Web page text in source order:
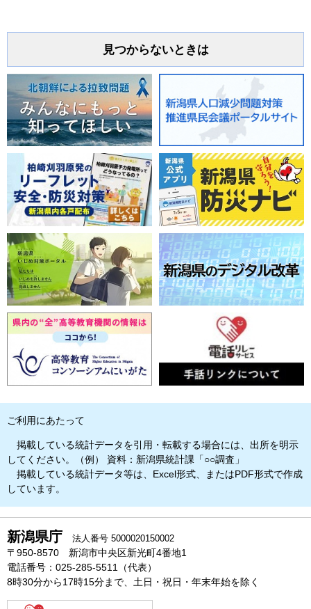
見つからないときは
ご利用にあたって
掲載している統計データを引用・転載する場合には、出所を明示
してください。（例） 資料：新潟県統計課「○○調査」
掲載している統計データ等は、Excel形式、またはPDF形式で作成
しています。
新潟県庁 法人番号 5000020150002
〒950-8570 新潟市中央区新光町4番地1
電話番号：025-285-5511（代表）
8時30分から17時15分まで、土日・祝日・年末年始を除く